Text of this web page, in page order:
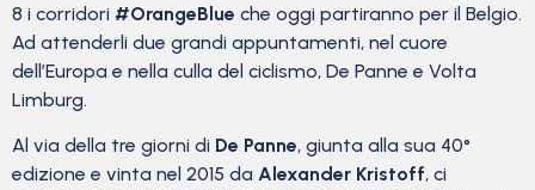
8 i corridori #OrangeBlue che oggi partiranno per il Belgio.
Ad attenderli due grandi appuntamenti, nel cuore
dell’Europa e nella culla del ciclismo, De Panne e Volta
Limburg.
Al via della tre giorni di De Panne, giunta alla sua 40°
edizione e vinta nel 2015 da Alexander Kristoff, ci